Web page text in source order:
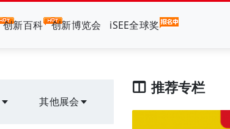
创新百科 创新博览会 iSEE全球奖
其他展会
推荐专栏